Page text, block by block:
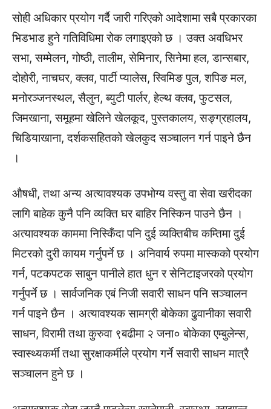
सोही अधिकार प्रयोग गर्दै जारी गरिएको आदेशामा सबै प्रकारका
भिडभाड हुने गतिविधिमा रोक लगाइएको छ । उक्त अवधिभर
सभा, सम्मेलन, गोष्ठी, तालीम, सेमिनार, सिनेमा हल, डान्सबार,
दोहोरी, नाचघर, क्लव, पार्टी प्यालेस, स्विमिङ पुल, शपिङ मल,
मनोरञ्जनस्थल, सैलुन, ब्युटी पार्लर, हेल्थ क्लव, फुटसल,
जिमखाना, समूहमा खेलिने खेलकूद, पुस्तकालय, सङ्ग्रहालय,
चिडियाखाना, दर्शकसहितको खेलकुद सञ्चालन गर्न पाइने छैन
।
औषधी, तथा अन्य अत्यावश्यक उपभोग्य वस्तु वा सेवा खरीदका
लागि बाहेक कुनै पनि व्यक्ति घर बाहिर निस्किन पाउने छैन ।
अत्यावश्यक काममा निस्किँदा पनि दुई व्यक्तिबीच कम्तिमा दुई
मिटरको दुरी कायम गर्नुपर्ने छ । अनिवार्य रुपमा मास्कको प्रयोग
गर्न, पटकपटक साबुन पानीले हात धुन र सेनिटाइजरको प्रयोग
गर्नुपर्ने छ । सार्वजनिक एबं निजी सवारी साधन पनि सञ्चालन
गर्न पाइने छैन । अत्यावश्यक सामग्री बोकेका ढुवानीका सवारी
साधन, विरामी तथा कुरुवा ९बढीमा २ जना० बोकेका एम्बुलेन्स,
स्वास्थ्यकर्मी तथा सुरक्षाकर्मीले प्रयोग गर्ने सवारी साधन मात्रै
सञ्चालन हुने छ ।